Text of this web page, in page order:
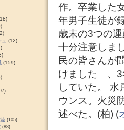
作。卒業した
年男子生徒が
歳末の3つの
十分注意しま
民の皆さんが
けました」、
していた。
ウンス。火災
述べた。(柏) (
(12)
(159)
流 (105)
(88)